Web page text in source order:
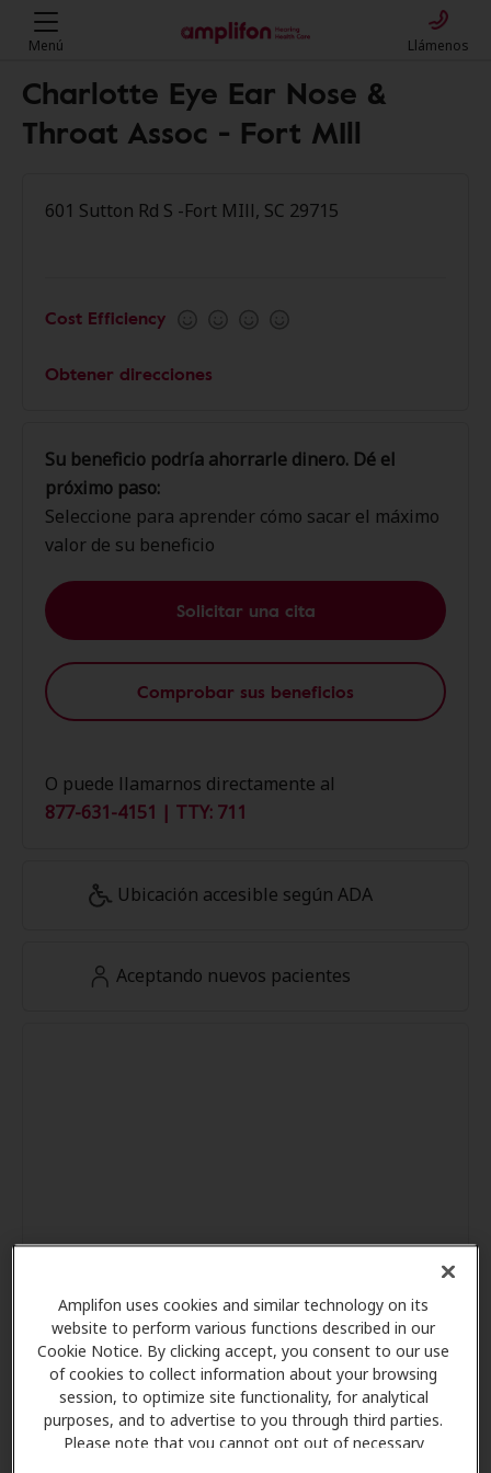
Amplifon uses cookies and similar technology on its
website to perform various functions described in our
Cookie Notice. By clicking accept, you consent to our use
of cookies to collect information about your browsing
session, to optimize site functionality, for analytical
purposes, and to advertise to you through third parties.
Please note that you cannot opt out of necessary
Menú Llámenos
Charlotte Eye Ear Nose &
Throat Assoc - Fort MIll
601 Sutton Rd S -Fort MIll, SC 29715
Cost Efficiency
Obtener direcciones
Su beneficio podría ahorrarle dinero. Dé el
próximo paso:
Seleccione para aprender cómo sacar el máximo
valor de su beneficio
Solicitar una cita
Comprobar sus beneficios
O puede llamarnos directamente al
877-631-4151 | TTY: 711
Ubicación accesible según ADA
Aceptando nuevos pacientes